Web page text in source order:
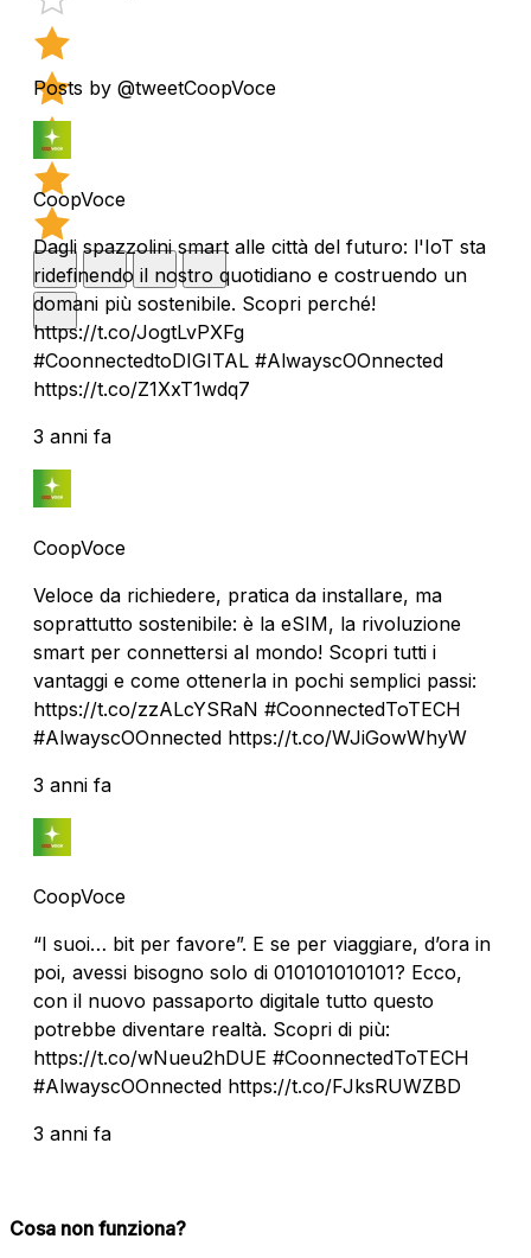
Posts by @tweetCoopVoce
CoopVoce
Dagli spazzolini smart alle città del futuro: l'IoT sta
ridefinendo il nostro quotidiano e costruendo un
domani più sostenibile. Scopri perché!
https://t.co/JogtLvPXFg
#CoonnectedtoDIGITAL #AlwayscOOnnected
https://t.co/Z1XxT1wdq7
3 anni fa
CoopVoce
Veloce da richiedere, pratica da installare, ma
soprattutto sostenibile: è la eSIM, la rivoluzione
smart per connettersi al mondo! Scopri tutti i
vantaggi e come ottenerla in pochi semplici passi:
https://t.co/zzALcYSRaN #CoonnectedToTECH
#AlwayscOOnnected https://t.co/WJiGowWhyW
3 anni fa
CoopVoce
“I suoi… bit per favore”. E se per viaggiare, d’ora in
poi, avessi bisogno solo di 010101010101? Ecco,
con il nuovo passaporto digitale tutto questo
potrebbe diventare realtà. Scopri di più:
https://t.co/wNueu2hDUE #CoonnectedToTECH
#AlwayscOOnnected https://t.co/FJksRUWZBD
3 anni fa
Cosa non funziona?